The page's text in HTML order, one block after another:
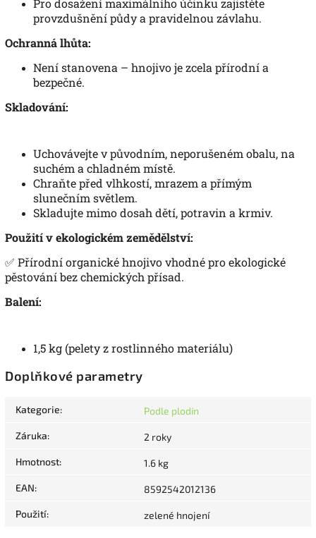
Pro dosažení maximálního účinku zajistěte
provzdušnění půdy a pravidelnou závlahu.
Ochranná lhůta:
Není stanovena – hnojivo je zcela přírodní a
bezpečné.
Skladování:
Uchovávejte v původním, neporušeném obalu, na
suchém a chladném místě.
Chraňte před vlhkostí, mrazem a přímým
slunečním světlem.
Skladujte mimo dosah dětí, potravin a krmiv.
Použití v ekologickém zemědělství:
✅ Přírodní organické hnojivo vhodné pro ekologické
pěstování bez chemických přísad.
Balení:
1,5 kg (pelety z rostlinného materiálu)
Doplňkové parametry
Kategorie: Podle plodin
Záruka: 2 roky
Hmotnost: 1.6 kg
EAN: 8592542012136
Použití: zelené hnojení